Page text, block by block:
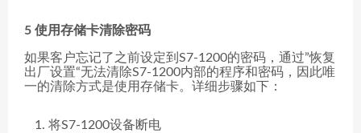
5 使用存储卡清除密码
如果客户忘记了之前设定到S7-1200的密码，通过”恢复
出厂设置“无法清除S7-1200内部的程序和密码，因此唯
一的清除方式是使用存储卡。详细步骤如下：
将S7-1200设备断电